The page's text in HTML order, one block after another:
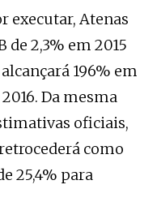
executar, Atenas
de 2,3% em 2015
196% em
Da mesma
oficiais,
como
25,4% para